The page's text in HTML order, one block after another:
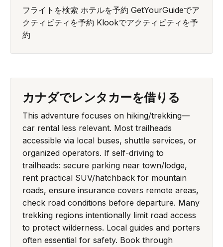
フライトを検索 ホテルを予約 GetYourGuideでア
クティビティを予約 Klookでアクティビティを予
約
カナダでレンタカーを借りる
This adventure focuses on hiking/trekking—
car rental less relevant. Most trailheads
accessible via local buses, shuttle services, or
organized operators. If self-driving to
trailheads: secure parking near town/lodge,
rent practical SUV/hatchback for mountain
roads, ensure insurance covers remote areas,
check road conditions before departure. Many
trekking regions intentionally limit road access
to protect wilderness. Local guides and porters
often essential for safety. Book through